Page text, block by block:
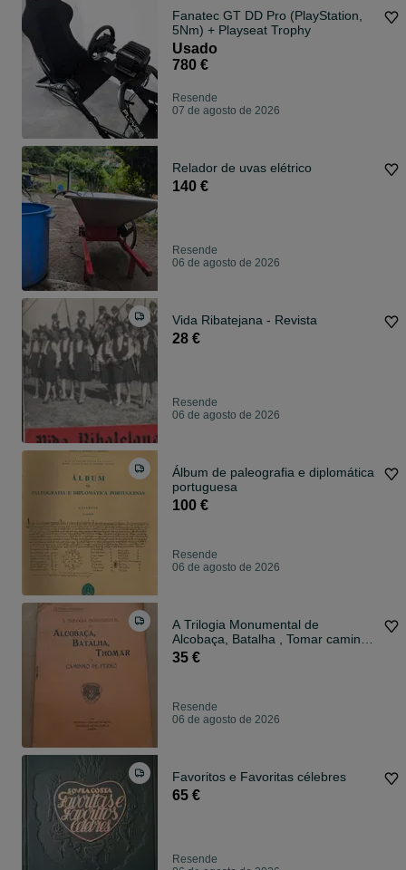
Fanatec GT DD Pro (PlayStation,
5Nm) + Playseat Trophy
Usado
780 €
Resende
07 de agosto de 2026
Relador de uvas elétrico
140 €
Resende
06 de agosto de 2026
Vida Ribatejana - Revista
28 €
Resende
06 de agosto de 2026
Álbum de paleografia e diplomática
portuguesa
100 €
Resende
06 de agosto de 2026
A Trilogia Monumental de
Alcobaça, Batalha , Tomar caminho
de ferro
35 €
Resende
06 de agosto de 2026
Favoritos e Favoritas célebres
65 €
Resende